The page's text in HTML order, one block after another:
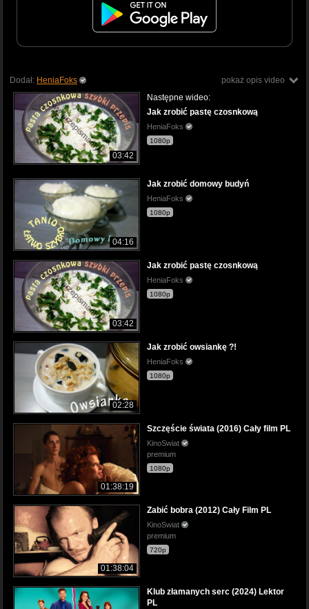
pokaż opis video
Dodał: HeniaFoks
03:42
Następne wideo:
Jak zrobić pastę czosnkową
HeniaFoks
1080p
04:16
Jak zrobić domowy budyń
HeniaFoks
1080p
03:42
Jak zrobić pastę czosnkową
HeniaFoks
1080p
02:28
Jak zrobić owsiankę ?!
HeniaFoks
1080p
01:38:19
Szczęście świata (2016) Cały film PL
KinoSwiat
premium
1080p
01:38:04
Zabić bobra (2012) Cały Film PL
KinoSwiat
premium
720p
Klub złamanych serc (2024) Lektor
PL